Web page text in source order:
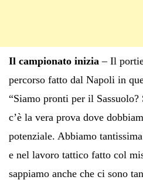
Il campionato inizia– Il
percorso fatto dal Napoli in
“Siamo pronti per il
c’è la vera prova dove
potenziale. Abbiamo
e nel lavoro tattico fatto col
sappiamo anche che ci sono